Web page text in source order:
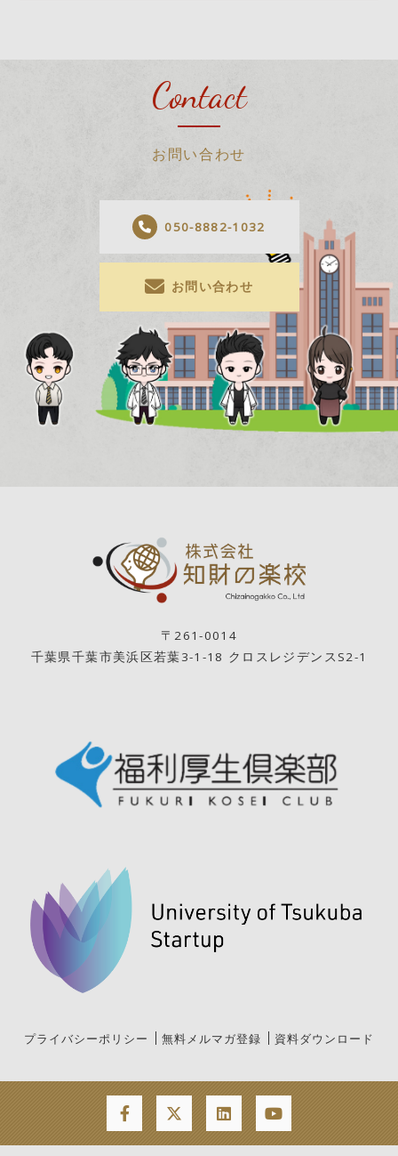
Contact
お問い合わせ
050-8882-1032
お問い合わせ
〒261-0014
千葉県千葉市美浜区若葉3-1-18 クロスレジデンスS2-1
プライバシーポリシー 無料メルマガ登録 資料ダウンロード